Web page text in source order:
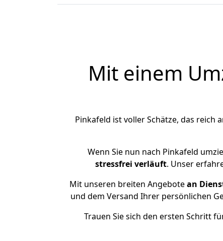
Mit einem
Pinkafeld ist voller Schätze, das reich
Wenn Sie nun nach Pinkafeld
stressfrei verläuft. Unser
Mit unseren breiten Angebotean
und dem Versand Ihrer persönlichen
Trauen Sie sich den ersten Schritt